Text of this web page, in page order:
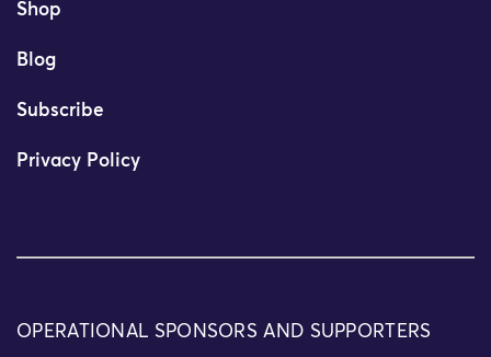
Shop
Blog
Subscribe
Privacy Policy
OPERATIONAL SPONSORS AND SUPPORTERS